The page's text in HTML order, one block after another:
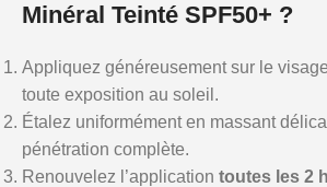
Minéral Teinté SPF50+ ?
Appliquez généreusement sur le
toute exposition au soleil.
Étalez uniformément en massant
pénétration complète.
Renouvelez l’application toutes les 2